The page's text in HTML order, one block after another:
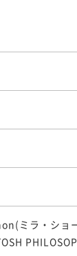
ミラ・ショ